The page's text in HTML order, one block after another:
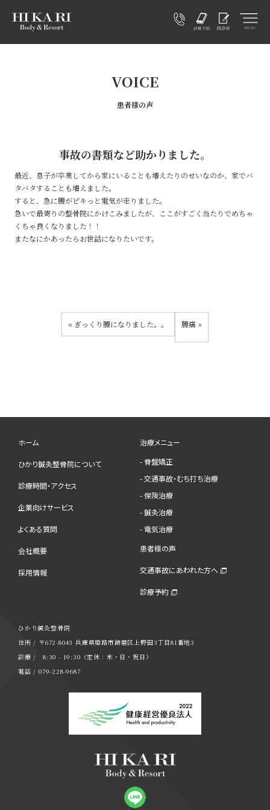
VOICE
患者様の声
事故の書類など助かりました。
最近、息子が卒業してから家にいることも増えたりのせいなのか、家でバ
タバタすることも増えました。
すると、急に腰がピキっと電気が走りました。
急いで最寄りの整骨院にかけこみましたが、ここがすごく当たりでめちゃ
くちゃ良くなりました！！
またなにかあったらお世話になりたいです。
« ぎっくり腰になりました。。 腰痛 »
ホーム
ひかり鍼灸整骨院について
診療時間・アクセス
企業向けサービス
よくある質問
会社概要
採用情報
治療メニュー
- 骨盤矯正
- 交通事故・むち打ち治療
- 保険治療
- 鍼灸治療
- 電気治療
患者様の声
交通事故にあわれた方へ
診療予約
ひかり鍼灸整骨院
住所 / 〒672-8043 兵庫県姫路市飾磨区上野田3丁目81番地3
診療 / 8:30 - 19:30（定休：木・日・祝日）
電話 / 079-228-9687